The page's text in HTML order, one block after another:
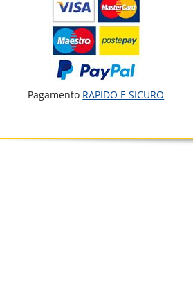
Pagamento RAPIDO E SICURO